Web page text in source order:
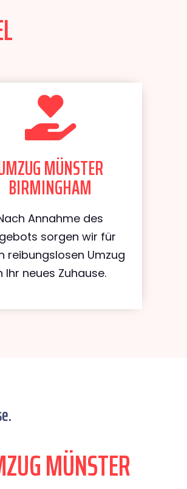
MÜNSTER
BIRMINGHAM
Annahme des
sorgen wir für
reibungslosen Umzug
Ihr neues Zuhause.
MÜNSTER